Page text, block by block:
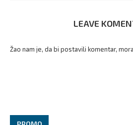
LEAVE
Žao nam je, da bi postavili komentar,